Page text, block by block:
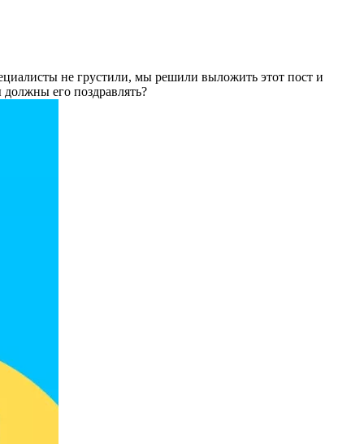
не грустили, мы решили выложить этот пост и
его поздравлять?